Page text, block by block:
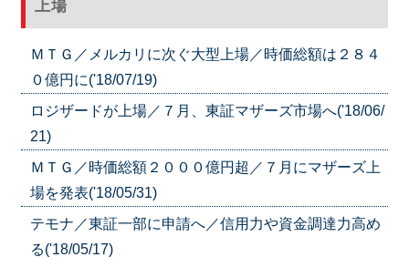
上場
ＭＴＧ／メルカリに次ぐ大型上場／時価総額は２８４
０億円に('18/07/19)
ロジザードが上場／７月、東証マザーズ市場へ('18/06/
21)
ＭＴＧ／時価総額２０００億円超／７月にマザーズ上
場を発表('18/05/31)
テモナ／東証一部に申請へ／信用力や資金調達力高め
る('18/05/17)